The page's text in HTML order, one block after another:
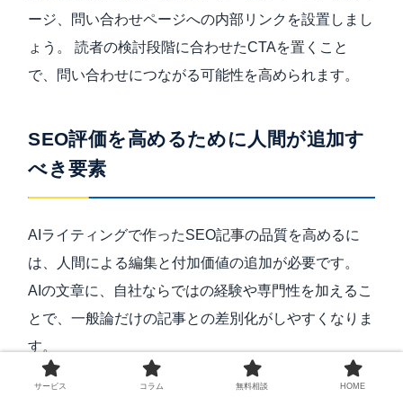
ージ、問い合わせページへの内部リンクを設置しまし
ょう。 読者の検討段階に合わせたCTAを置くこと
で、問い合わせにつながる可能性を高められます。
SEO評価を高めるために人間が追加す
べき要素
AIライティングで作ったSEO記事の品質を高めるに
は、人間による編集と付加価値の追加が必要です。
AIの文章に、自社ならではの経験や専門性を加えるこ
とで、一般論だけの記事との差別化がしやすくなりま
す。
サービス コラム 無料相談 HOME